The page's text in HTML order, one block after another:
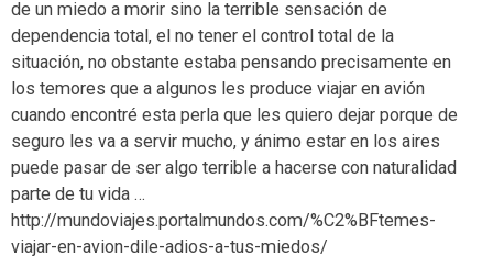
de un miedo a morir sino la terrible sensación de
dependencia total, el no tener el control total de la
situación, no obstante estaba pensando precisamente en
los temores que a algunos les produce viajar en avión
cuando encontré esta perla que les quiero dejar porque de
seguro les va a servir mucho, y ánimo estar en los aires
puede pasar de ser algo terrible a hacerse con naturalidad
parte de tu vida …
http://mundoviajes.portalmundos.com/%C2%BFtemes-
viajar-en-avion-dile-adios-a-tus-miedos/